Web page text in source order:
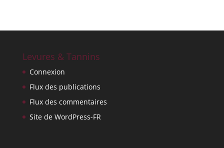
ARDUINI
Levures & Tannins
Connexion
Flux des publications
Flux des commentaires
Site de WordPress-FR